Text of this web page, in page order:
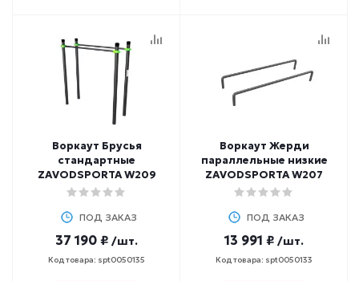
Воркаут Брусья
стандартные
ZAVODSPORTA W209
ПОД ЗАКАЗ
37 190 ₽ /шт.
Код товара: spt0050135
Воркаут Жерди
параллельные низкие
ZAVODSPORTA W207
ПОД ЗАКАЗ
13 991 ₽ /шт.
Код товара: spt0050133